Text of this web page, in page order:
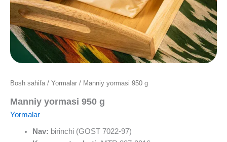
Bosh sahifa / Yormalar / Manniy yormasi 950 g
Manniy yormasi 950 g
Yormalar
Nav: birinchi (GOST 7022-97)